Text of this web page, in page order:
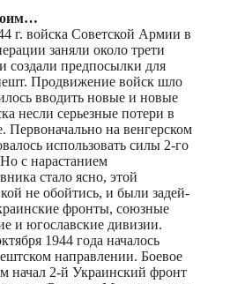
г. войска Советской Армии в
заняли около трети
создали предпосылки для
Продвижение войск шло
вводить новые и новые
несли серьезные потери в
Первоначально на венгерском
использовать силы 2-го
с нарастанием
стало ясно, этой
не обойтись, и были задей-
фронты, союзные
и югославские дивизии.
1944 года началось
направлении. Боевое
начал 2-й Украинский фронт